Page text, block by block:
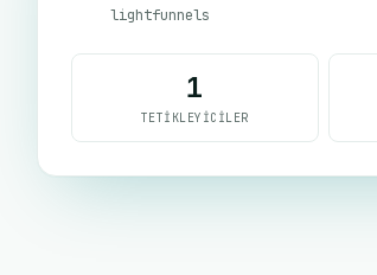
lightfunnels
1
TETIKLEYICILER